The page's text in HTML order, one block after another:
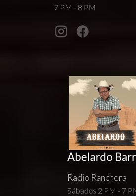
7 PM - 8 PM
Abelardo
Radio Ranchera
Sábados 2 PM - 7